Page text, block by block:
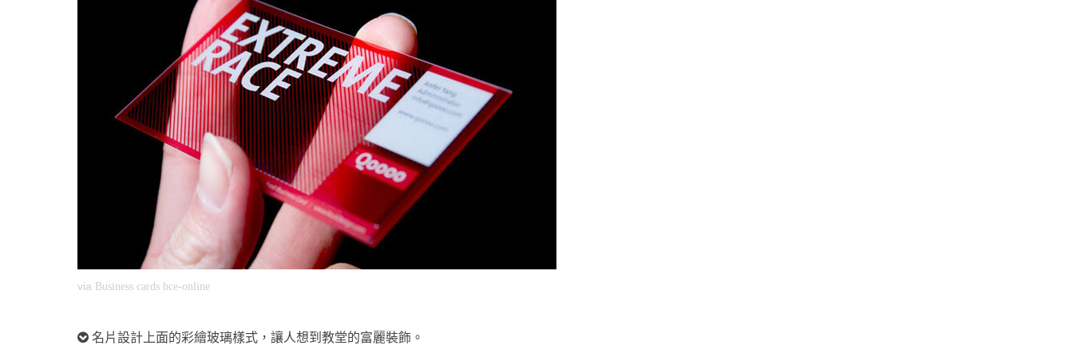
via Business cards bce-online
名片設計上面的彩繪玻璃樣式，讓人想到教堂的富麗裝飾。